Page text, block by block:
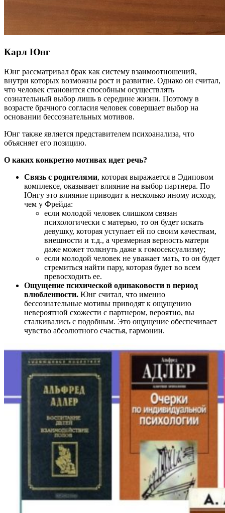
Карл Юнг
Юнг рассматривал брак как систему взаимоотношений,
внутри которых возможны рост и развитие. Однако он считал,
что человек становится способным осуществлять
сознательный выбор лишь в середине жизни. Поэтому в
возрасте брачного согласия человек совершает выбор на
основании бессознательных мотивов.
Юнг также является представителем психоанализа, что
объясняет его позицию.
О каких конкретно мотивах идет речь?
Связь с родителями, которая выражается в Эдиповом
комплексе, оказывает влияние на выбор партнера. По
Юнгу это влияние приводит к несколько иному исходу,
чем у Фрейда:
если молодой человек слишком связан
психологически с матерью, то он будет искать
девушку, которая уступает ей по своим качествам,
внешности и т.д., а чрезмерная верность матери
даже может толкнуть даже к гомосексуализму;
если молодой человек не уважает мать, то он будет
стремиться найти пару, которая будет во всем
превосходить ее.
Ощущение психической одинаковости в период
влюбленности. Юнг считал, что именно
бессознательные мотивы приводят к ощущению
невероятной схожести с партнером, вероятно, вы
сталкивались с подобным. Это ощущение обеспечивает
чувство абсолютного счастья, гармонии.